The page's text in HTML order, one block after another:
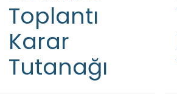
Toplantı
Karar
Tutanağı